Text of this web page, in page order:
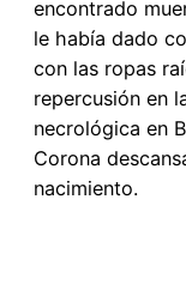
encontrado
le había dado
con las ropas
repercusión en
necrológica en
Corona
nacimiento.